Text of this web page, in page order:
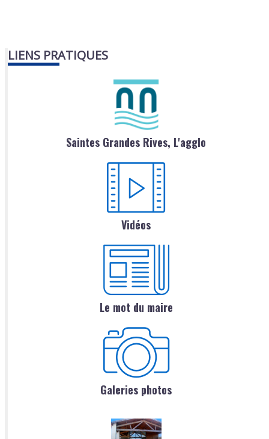
LIENS PRATIQUES
Saintes Grandes Rives, L'agglo
Vidéos
Le mot du maire
Galeries photos